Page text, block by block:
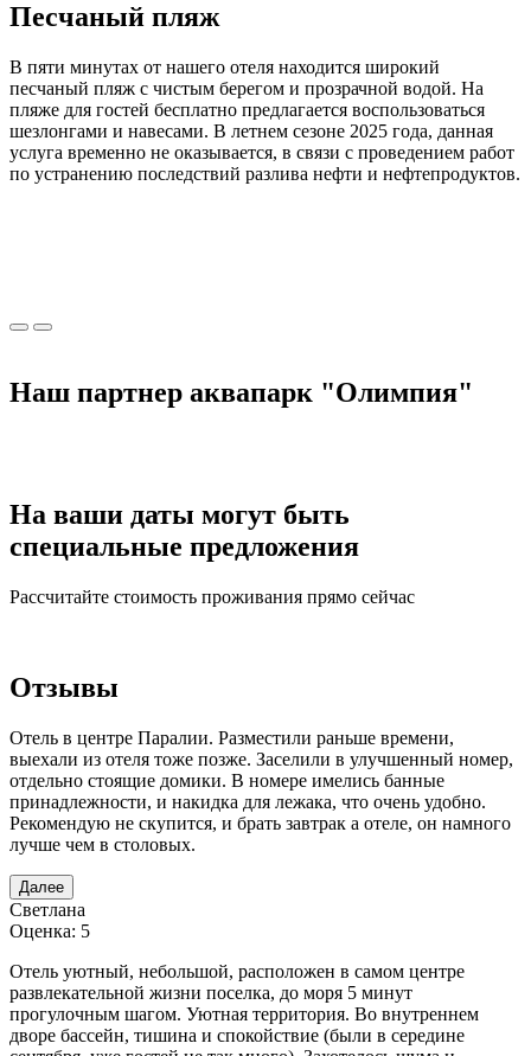
Песчаный пляж
В пяти минутах от нашего отеля находится широкий
песчаный пляж с чистым берегом и прозрачной водой. На
пляже для гостей бесплатно предлагается воспользоваться
шезлонгами и навесами. В летнем сезоне 2025 года, данная
услуга временно не оказывается, в связи с проведением работ
по устранению последствий разлива нефти и нефтепродуктов.
Наш партнер аквапарк "Олимпия"
На ваши даты могут быть
специальные предложения
Рассчитайте стоимость проживания прямо сейчас
Отзывы
Отель в центре Паралии. Разместили раньше времени,
выехали из отеля тоже позже. Заселили в улучшенный номер,
отдельно стоящие домики. В номере имелись банные
принадлежности, и накидка для лежака, что очень удобно.
Рекомендую не скупится, и брать завтрак а отеле, он намного
лучше чем в столовых.
Далее
Светлана
Оценка: 5
Отель уютный, небольшой, расположен в самом центре
развлекательной жизни поселка, до моря 5 минут
прогулочным шагом. Уютная территория. Во внутреннем
дворе бассейн, тишина и спокойствие (были в середине